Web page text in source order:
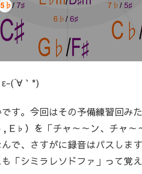
(´∀｀*)
す。今回はその予備練習回み
）を「チャ～～ン、チャ～
で、さすがに録音はパスし
「シミラレソドファ」って覚